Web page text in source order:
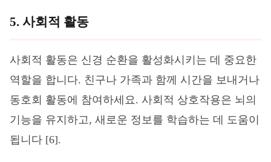
5. 사회적 활동
사회적 활동은 신경 순환을 활성화시키는 데 중요한
역할을 합니다. 친구나 가족과 함께 시간을 보내거나
동호회 활동에 참여하세요. 사회적 상호작용은 뇌의
기능을 유지하고, 새로운 정보를 학습하는 데 도움이
됩니다 [6].